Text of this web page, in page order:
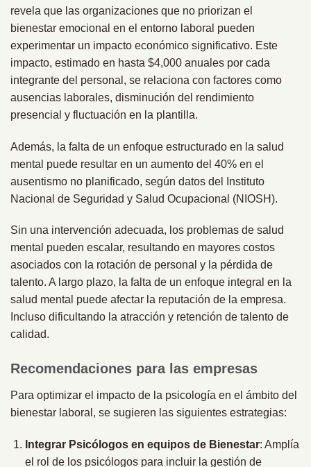
revela que las organizaciones que no priorizan el
bienestar emocional en el entorno laboral pueden
experimentar un impacto económico significativo. Este
impacto, estimado en hasta $4,000 anuales por cada
integrante del personal, se relaciona con factores como
ausencias laborales, disminución del rendimiento
presencial y fluctuación en la plantilla.
Además, la falta de un enfoque estructurado en la salud
mental puede resultar en un aumento del 40% en el
ausentismo no planificado, según datos del Instituto
Nacional de Seguridad y Salud Ocupacional (NIOSH).
Sin una intervención adecuada, los problemas de salud
mental pueden escalar, resultando en mayores costos
asociados con la rotación de personal y la pérdida de
talento. A largo plazo, la falta de un enfoque integral en la
salud mental puede afectar la reputación de la empresa.
Incluso dificultando la atracción y retención de talento de
calidad.
Recomendaciones para las empresas
Para optimizar el impacto de la psicología en el ámbito del
bienestar laboral, se sugieren las siguientes estrategias:
Integrar Psicólogos en equipos de Bienestar: Amplía
el rol de los psicólogos para incluir la gestión de